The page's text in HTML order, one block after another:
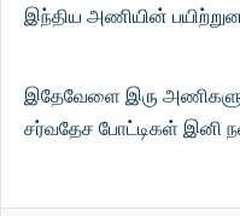
இந்திய அணியின்
இதேவேளை இரு
சர்வதேச போட்டிகள் இனி